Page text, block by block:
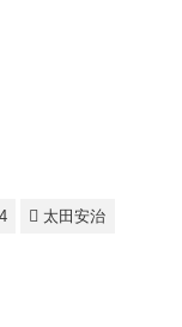
太田安治